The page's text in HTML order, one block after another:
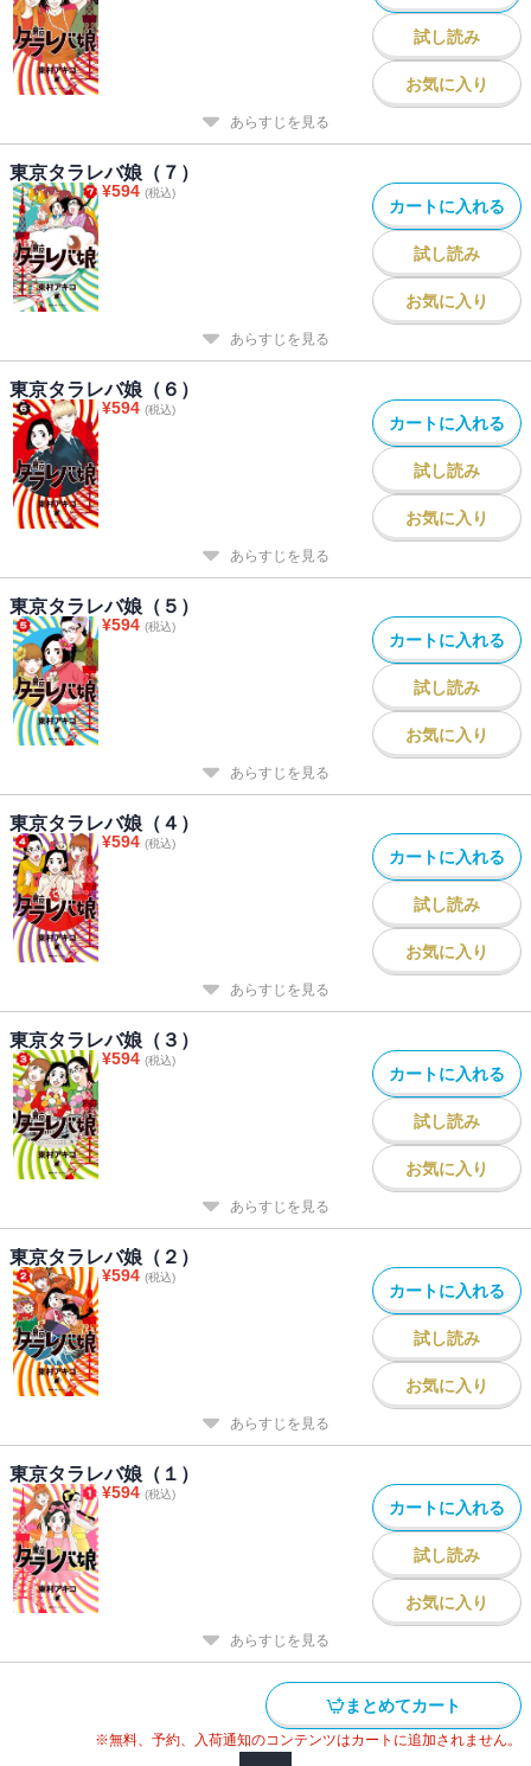
試し読み
お気に入り
あらすじを見る
東京タラレバ娘（７）
¥594 (税込)
カートに入れる
試し読み
お気に入り
あらすじを見る
東京タラレバ娘（６）
¥594 (税込)
カートに入れる
試し読み
お気に入り
あらすじを見る
東京タラレバ娘（５）
¥594 (税込)
カートに入れる
試し読み
お気に入り
あらすじを見る
東京タラレバ娘（４）
¥594 (税込)
カートに入れる
試し読み
お気に入り
あらすじを見る
東京タラレバ娘（３）
¥594 (税込)
カートに入れる
試し読み
お気に入り
あらすじを見る
東京タラレバ娘（２）
¥594 (税込)
カートに入れる
試し読み
お気に入り
あらすじを見る
東京タラレバ娘（１）
¥594 (税込)
カートに入れる
試し読み
お気に入り
あらすじを見る
まとめてカート
※無料、予約、入荷通知のコンテンツはカートに追加されません。